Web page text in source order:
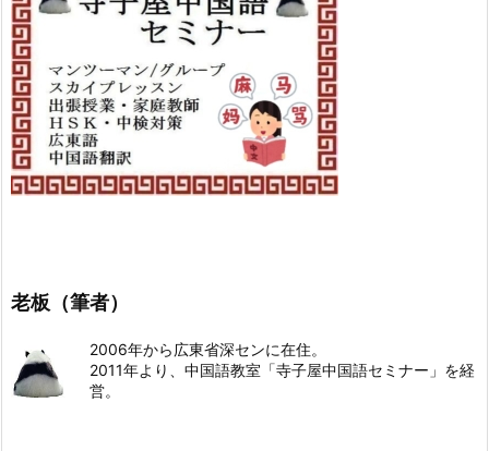
老板（筆者）
2006年から広東省深センに在住。
2011年より、中国語教室「寺子屋中国語セミナー」を経
営。